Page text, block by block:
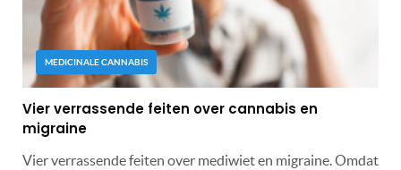
MEDICINALE CANNABIS
Vier verrassende feiten over cannabis en
migraine
Vier verrassende feiten over mediwiet en migraine. Omdat